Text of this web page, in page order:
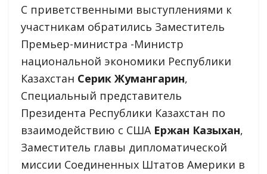
С приветственными выступлениями к
участникам обратились Заместитель
Премьер-министра -Министр
национальной экономики Республики
Казахстан Серик Жумангарин,
Специальный представитель
Президента Республики Казахстан по
взаимодействию с США Ержан Казыхан,
Заместитель главы дипломатической
миссии Соединенных Штатов Америки в